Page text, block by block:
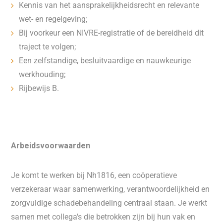
Kennis van het aansprakelijkheidsrecht en relevante
wet- en regelgeving;
Bij voorkeur een NIVRE-registratie of de bereidheid dit
traject te volgen;
Een zelfstandige, besluitvaardige en nauwkeurige
werkhouding;
Rijbewijs B.
Arbeidsvoorwaarden
Je komt te werken bij Nh1816, een coöperatieve
verzekeraar waar samenwerking, verantwoordelijkheid en
zorgvuldige schadebehandeling centraal staan. Je werkt
samen met collega's die betrokken zijn bij hun vak en